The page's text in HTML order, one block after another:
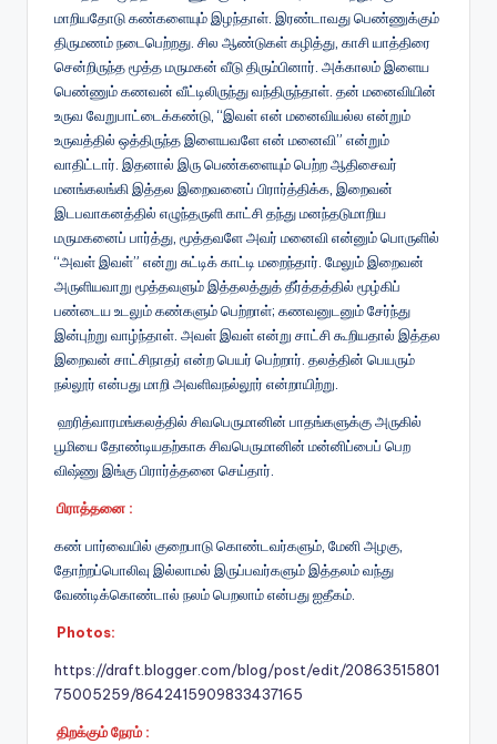
மாறியதோடு கண்களையும் இழந்தாள். இரண்டாவது பெண்ணுக்கும்
திருமணம் நடைபெற்றது. சில ஆண்டுகள் கழித்து, காசி யாத்திரை
சென்றிருந்த மூத்த மருமகன் வீடு திரும்பினார். அக்காலம் இளைய
பெண்ணும் கணவன் வீட்டிலிருந்து வந்திருந்தாள். தன் மனைவியின்
உருவ வேறுபாட்டைக்கண்டு, “இவள் என் மனைவியல்ல என்றும்
உருவத்தில் ஒத்திருந்த இளையவளே என் மனைவி” என்றும்
வாதிட்டார். இதனால் இரு பெண்களையும் பெற்ற ஆதிசைவர்
மனங்கலங்கி இத்தல இறைவனைப் பிரார்த்திக்க, இறைவன்
இடபவாகனத்தில் எழுந்தருளி காட்சி தந்து மனந்தடுமாறிய
மருமகனைப் பார்த்து, மூத்தவளே அவர் மனைவி என்னும் பொருளில்
“அவள் இவள்” என்று சுட்டிக் காட்டி மறைந்தார். மேலும் இறைவன்
அருளியவாறு மூத்தவளும் இத்தலத்துத் தீர்த்தத்தில் மூழ்கிப்
பண்டைய உடலும் கண்களும் பெற்றாள்; கணவனுடனும் சேர்ந்து
இன்புற்று வாழ்ந்தாள். அவள் இவள் என்று சாட்சி கூறியதால் இத்தல
இறைவன் சாட்சிநாதர் என்ற பெயர் பெற்றார். தலத்தின் பெயரும்
நல்லூர் என்பது மாறி அவளிவநல்லூர் என்றாயிற்று.
ஹரித்வாரமங்கலத்தில் சிவபெருமானின் பாதங்களுக்கு அருகில்
பூமியை தோண்டியதற்காக சிவபெருமானின் மன்னிப்பைப் பெற
விஷ்ணு இங்கு பிரார்த்தனை செய்தார்.
பிராத்தனை :
கண் பார்வையில் குறைபாடு கொண்டவர்களும், மேனி அழகு,
தோற்றப்பொலிவு இல்லாமல் இருப்பவர்களும் இத்தலம் வந்து
வேண்டிக்கொண்டால் நலம் பெறலாம் என்பது ஐதீகம்.
Photos:
https://draft.blogger.com/blog/post/edit/20863515801
75005259/8642415909833437165
திறக்கும் நேரம் :